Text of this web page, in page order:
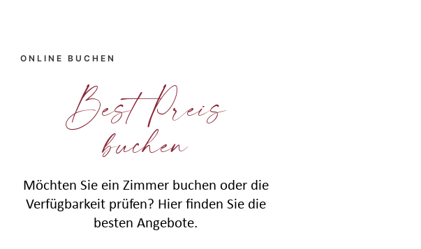
ONLINE BUCHEN
Best Preis
buchen
Möchten Sie ein Zimmer buchen oder die
Verfügbarkeit prüfen? Hier finden Sie die
besten Angebote.